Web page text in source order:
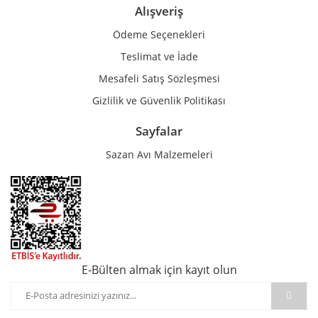
Alışveriş
Ödeme Seçenekleri
Teslimat ve İade
Mesafeli Satış Sözleşmesi
Gizlilik ve Güvenlik Politikası
Sayfalar
Sazan Avı Malzemeleri
E-Bülten almak için kayıt olun